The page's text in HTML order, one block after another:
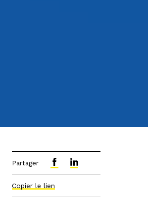
Partager
Copier le lien